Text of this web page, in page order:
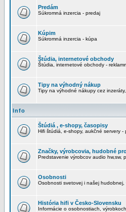
Predám
Súkromná inzercia - predaj
Kúpim
Súkromná inzercia - kúpa
Štúdia, internetové obchody
Štúdia, internetové obchody -
Tipy na výhodný nákup
Tipy na výhodné nákupy cez
Info
Štúdiá , e-shopy, časopisy
Hifi štúdiá, e-shopy, aukčné servery -
Značky, výrobcovia, hudobné
Predstavenie výrobcov audio hw,sw,
Osobnosti
Osobnosti svetovej i našej
História hifi v Česko-Slovensku
Informácie o osobnostiach,